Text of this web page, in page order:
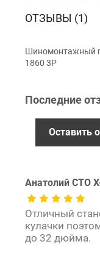
Наложенный
Оплата
Гарантия
производителя
обмен / возврат
ОТЗЫВЫ (1)
Шиномонтажный
1860 3P
Последние
Оставить
Анатолий СТО
Отличный
кулачки
до 32 дюйма.